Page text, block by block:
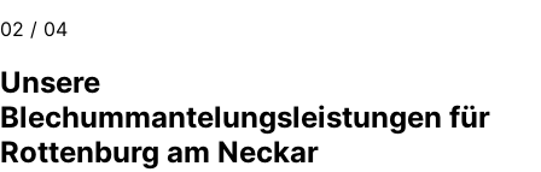
02 / 04
Unsere
Blechummantelungsleistungen für
Rottenburg am Neckar